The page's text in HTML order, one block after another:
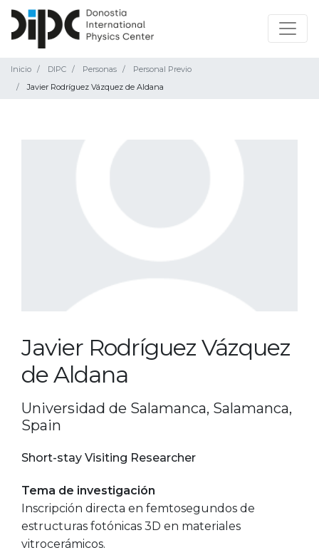
Inicio DIPC Personas
Personal Previo
Javier Rodríguez Vázquez de Aldana
Javier Rodríguez Vázquez
de Aldana
Universidad de Salamanca, Salamanca,
Spain
Short-stay Visiting Researcher
Tema de investigación
Inscripción directa en femtosegundos de
estructuras fotónicas 3D en materiales
vitrocerámicos.